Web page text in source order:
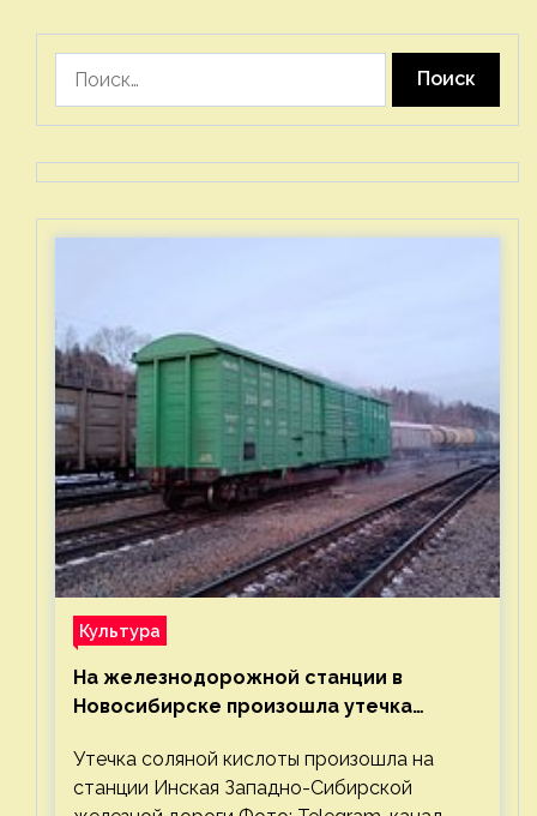
Культура
На железнодорожной станции в
Новосибирске произошла утечка
Утечка соляной кислоты произошла на
станции Инская Западно-Сибирской